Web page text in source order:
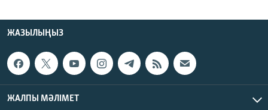
ЖАЗЫЛЫҢЫЗ
ЖАЛПЫ МӘЛІМЕТ